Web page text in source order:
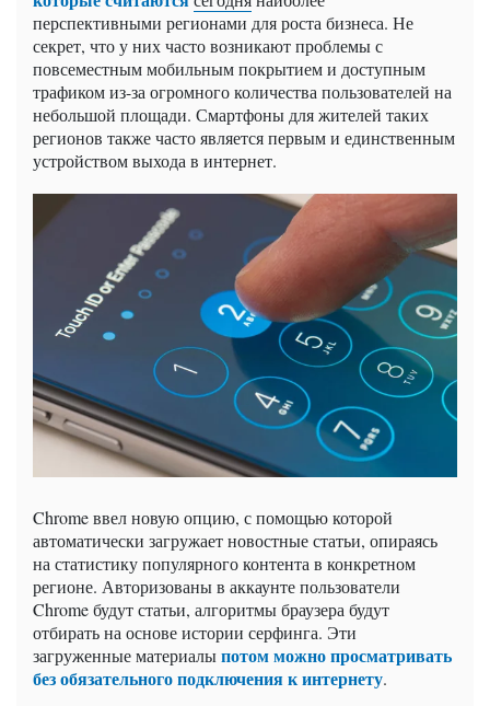
перспективными регионами для роста бизнеса. Не
секрет, что у них часто возникают проблемы с
повсеместным мобильным покрытием и доступным
трафиком из-за огромного количества пользователей на
небольшой площади. Смартфоны для жителей таких
регионов также часто является первым и единственным
устройством выхода в интернет.
Chrome ввел новую опцию, с помощью которой
автоматически загружает новостные статьи, опираясь
на статистику популярного контента в конкретном
регионе. Авторизованы в аккаунте пользователи
Chrome будут статьи, алгоритмы браузера будут
отбирать на основе истории серфинга. Эти
загруженные материалыпотом можно просматривать
без обязательного подключения к интернету.